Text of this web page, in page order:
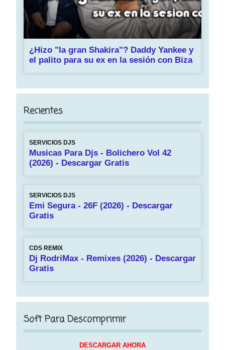
¿Hizo "la gran Shakira"? Daddy Yankee y
el palito para su ex en la sesión con Biza
Recientes
SERVICIOS DJS
Musicas Para Djs - Bolichero Vol 42
(2026) - Descargar Gratis
SERVICIOS DJS
Emi Segura - 26F (2026) - Descargar
Gratis
CDS REMIX
Dj RodriMax - Remixes (2026) - Descargar
Gratis
Soft Para Descomprimir
DESCARGAR AHORA